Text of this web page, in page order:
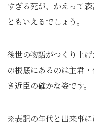
すぎる死が、かえって
ともいえるでしょう。
後世の物語がつくり上
の根底にあるのは主君
き近臣の確かな姿です。
※表記の年代と出来事に